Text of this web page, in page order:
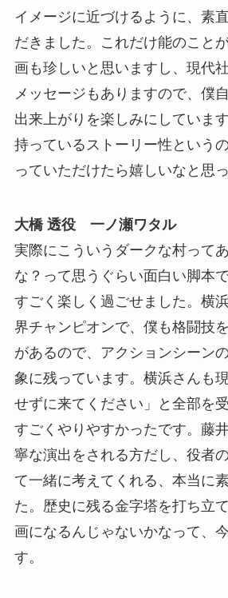
イメージに近づけるように、素
だきました。これだけ能のこと
画も珍しいと思いますし、現代
メッセージもありますので、僕
出来上がりを楽しみにしていま
持っているストーリー性という
っていただけたら嬉しいなと思
大橋 透役 一ノ瀬ワタル
実際にこういうダークな村って
な？って思うぐらい面白い脚本
すごく楽しく過ごせました。横
界チャンピオンで、僕も格闘技
があるので、アクションシーン
象に残っています。横浜さんも
せずに来てください」と全部を
すごくやりやすかったです。藤
寧な演出をされる方だし、役者
て一緒に考えてくれる、本当に
た。歴史に残る金字塔を打ち立
画になるんじゃないかなって、
す。